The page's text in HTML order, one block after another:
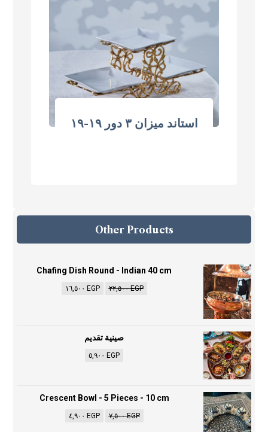
استاند ميزان ٣ دور ١٩-١٩
Other Products
Chafing Dish Round - Indian 40 cm
٢٢,٥٠٠EGP
EGP
صينية تقديم
EGP
Crescent Bowl - 5 Pieces - 10 cm
٧,٥٠٠EGP
EGP